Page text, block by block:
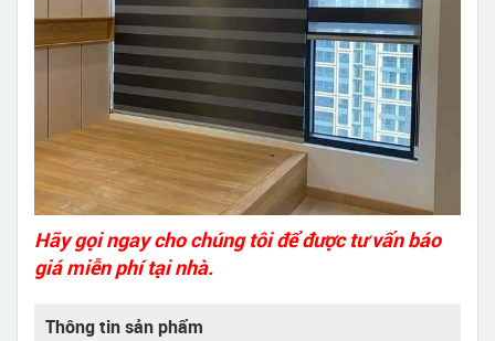
Hãy gọi ngay cho chúng tôi để được tư vấn báo
giá miễn phí tại nhà.
Thông tin sản phẩm